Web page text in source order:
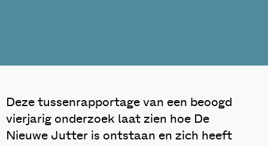
Deze tussenrapportage van een beoogd
vierjarig onderzoek laat zien hoe De
Nieuwe Jutter is ontstaan en zich heeft